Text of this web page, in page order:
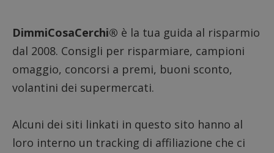
DimmiCosaCerchi® è la tua guida al risparmio
dal 2008. Consigli per risparmiare, campioni
omaggio, concorsi a premi, buoni sconto,
volantini dei supermercati.
Alcuni dei siti linkati in questo sito hanno al
loro interno un tracking di affiliazione che ci
CookieScriptConsent